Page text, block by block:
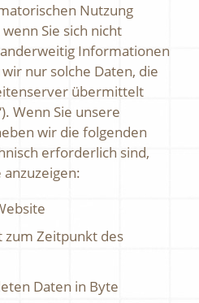
Nutzung
Sie sich nicht
Informationen
nur solche Daten, die
übermittelt
Wenn Sie unsere
wir die folgenden
erforderlich sind,
zum Zeitpunkt des
Daten in Byte